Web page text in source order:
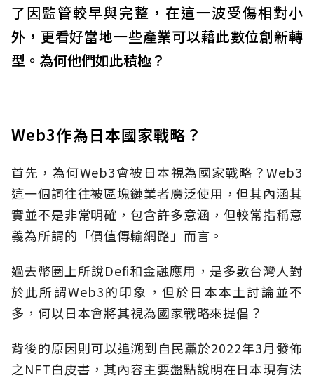
了因監管較早與完整，在這一波受傷相對小
外，更看好當地一些產業可以藉此數位創新轉
型。為何他們如此積極？
Web3作為日本國家戰略？
首先，為何Web3會被日本視為國家戰略？Web3
這一個詞往往被區塊鏈業者廣泛使用，但其內涵其
實並不是非常明確，包含許多意涵，但較常指稱意
義為所謂的「價值傳輸網路」而言。
過去幣圈上所說Defi和金融應用，是多數台灣人對
於此所謂Web3的印象，但於日本本土討論並不
多，何以日本會將其視為國家戰略來提倡？
背後的原因則可以追溯到自民黨於2022年3月發佈
之NFT白皮書，其內容主要盤點說明在日本現有法